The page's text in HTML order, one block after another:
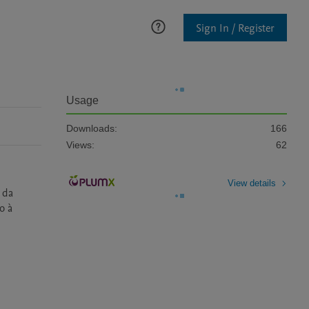
Sign In / Register
à
Usage
Downloads:
166
Views:
62
View details